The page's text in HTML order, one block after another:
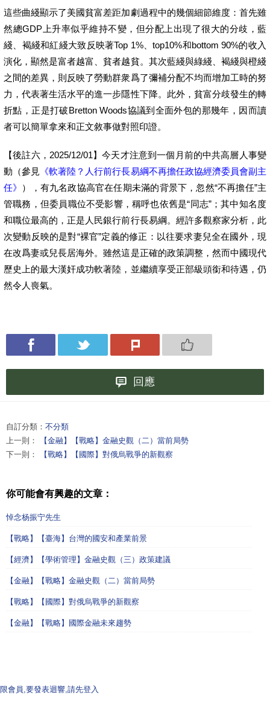
這些曲綫顯示了美國貧富差距加劇過程中的幾個細節維度：首先雖
然總GDP上升率似乎維持不變，但分配上出現了很大的分歧，藍
綫、褐綫和紅綫大致反映著Top 1%、top10%和bottom 90%的收入
演化，顯然是富者越富、貧者越貧。其次藍綫與綠綫、褐綫與橙綫
之間的差異，則反映了勞動群衆爲了彌補分配不均而增加工時的努
力，代表著生活水平的進一步隱性下降。此外，貧富分歧發生的轉
折點，正是打破Bretton Woods協議到全面外包的那幾年，因而讀
者可以簡單拿來和正文敘事做對照印證。
【後註六，2025/12/01】今天才注意到一個月前的中共高層人事變
動（參見 《軟著陸？人行前行長易綱不再擔任政協經濟委員會副主
任》 ），有九名政協高官在任期未滿的背景下，忽然“不再擔任”主
管職務，但委員職位不受影響，稱呼也依舊是“同志”；其中知名度
和職位最高的，正是人民銀行前行長易綱。經許多觀察家分析，此
次變動反映的是對“裸官”定義的修正：以往要求妻兒全在國外，現
在改爲妻或兒長居海外。雖然這是正確的政策調整，然而中國現代
歷史上的最大漢奸成功軟著陸，並繼續享受正部級頭銜和待遇，仍
然令人喪氣。
回應
自訂分類： 不分類
上一則：
【金融】【戰略】金融史觀（二）當前局勢
下一則：
【戰略】【國際】對俄烏戰爭的新觀察
你可能會有興趣的文章：
悼念杨振宁先生
【戰略】【臺海】台灣的國安和產業前景
【經濟】【學術管理】金融史觀（三）政策建議
【金融】【戰略】金融史觀（二）當前局勢
【戰略】【國際】對俄烏戰爭的新觀察
【金融】【戰略】國際金融未來趨勢
限會員,要發表迴響,請先登入